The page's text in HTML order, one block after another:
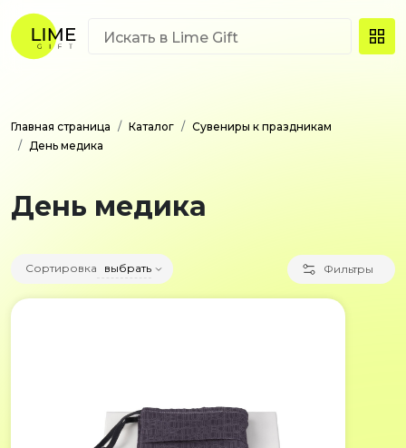
Главная страница Каталог
Сувениры к праздникам
День медика
День медика
Сортировка выбрать Фильтры